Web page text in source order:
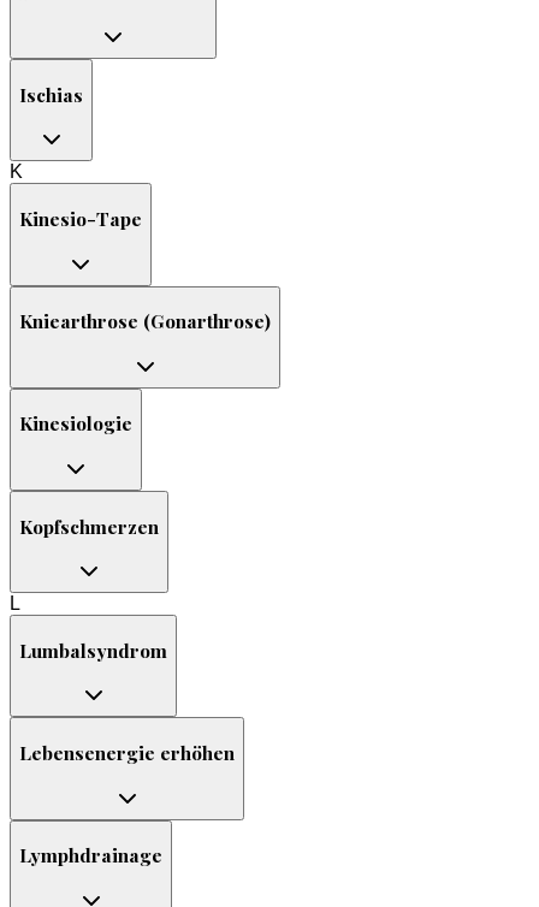
Ischias
K
Kinesio-Tape
Kniearthrose (Gonarthrose)
Kinesiologie
Kopfschmerzen
L
Lumbalsyndrom
Lebensenergie erhöhen
Lymphdrainage